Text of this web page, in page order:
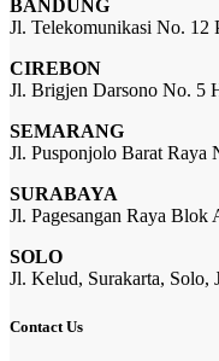
BANDUNG
Jl. Telekomunikasi No. 12
CIREBON
Jl. Brigjen Darsono No. 5
SEMARANG
Jl. Pusponjolo Barat Raya
SURABAYA
Jl. Pagesangan Raya
SOLO
Jl. Kelud, Surakarta, Solo,
Contact Us